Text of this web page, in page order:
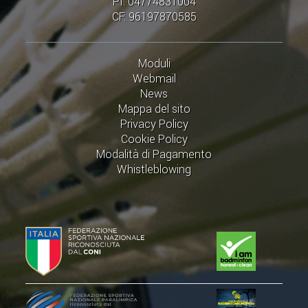
CF: 96197870585
Moduli
Webmail
News
Mappa del sito
Privacy Policy
Cookie Policy
Modalità di Pagamento
Whistleblowing
BANDI DI GARA E CONTRATTI
WHISTLEBLOWING
SPORTELLO FISCALE
NOVITÀ FISCALI
MODULISTICA
SCADENZARIO
DOCUMENTI E APPROFONDIMENTI
AIRBADMINTON
TAPPE REGIONALI AIRBADMINTON
PICKLEBALL